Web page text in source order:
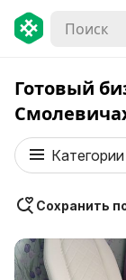
Готовый
Категории
Сохранить